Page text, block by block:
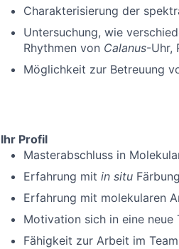
Charakterisierung der
Untersuchung, wie
Rhythmen von Calanus-Uhr,
Möglichkeit zur Betreuung
Ihr Profil
Masterabschluss in
Erfahrung mit in situ
Erfahrung mit molekularen
Motivation sich in eine
Fähigkeit zur Arbeit im Team